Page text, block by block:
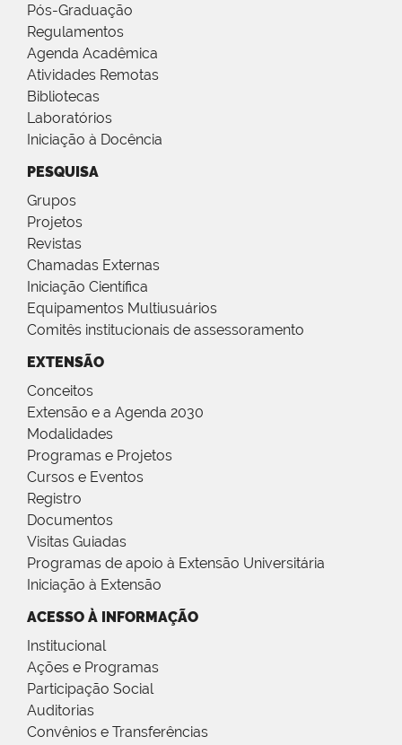
Pós-Graduação
Regulamentos
Agenda Acadêmica
Atividades Remotas
Bibliotecas
Laboratórios
Iniciação à Docência
PESQUISA
Grupos
Projetos
Revistas
Chamadas Externas
Iniciação Científica
Equipamentos Multiusuários
Comitês institucionais de assessoramento
EXTENSÃO
Conceitos
Extensão e a Agenda 2030
Modalidades
Programas e Projetos
Cursos e Eventos
Registro
Documentos
Visitas Guiadas
Programas de apoio à Extensão Universitária
Iniciação à Extensão
ACESSO À INFORMAÇÃO
Institucional
Ações e Programas
Participação Social
Auditorias
Convênios e Transferências